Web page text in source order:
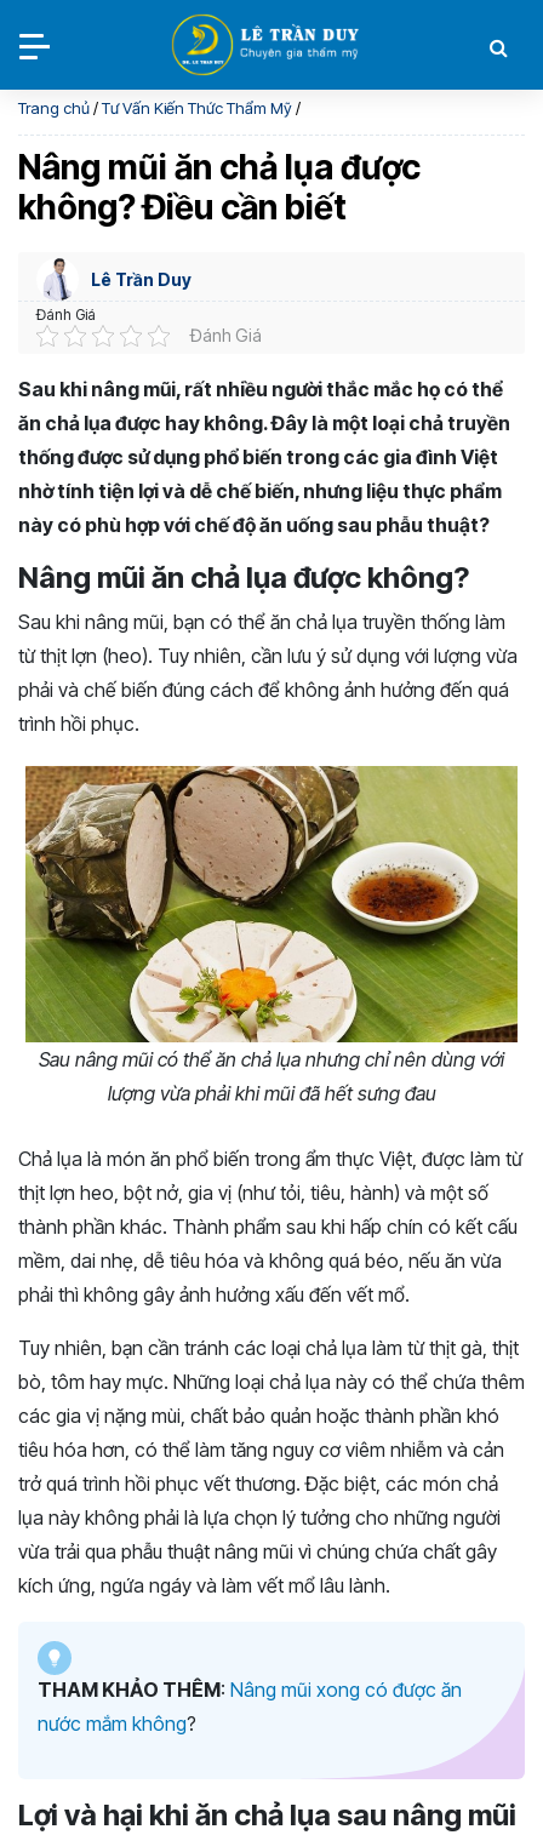
Trang chủ/Tư Vấn Kiến Thức Thẩm Mỹ/
Nâng mũi ăn chả lụa được
không? Điều cần biết
Lê Trần Duy
Đánh Giá
Đánh Giá
Sau khi nâng mũi, rất nhiều người thắc mắc họ có thể
ăn chả lụa được hay không. Đây là một loại chả truyền
thống được sử dụng phổ biến trong các gia đình Việt
nhờ tính tiện lợi và dễ chế biến, nhưng liệu thực phẩm
này có phù hợp với chế độ ăn uống sau phẫu thuật?
Nâng mũi ăn chả lụa được không?
Sau khi nâng mũi, bạn có thể ăn chả lụa truyền thống làm
từ thịt lợn (heo). Tuy nhiên, cần lưu ý sử dụng với lượng vừa
phải và chế biến đúng cách để không ảnh hưởng đến quá
trình hồi phục.
Sau nâng mũi có thể ăn chả lụa nhưng chỉ nên dùng với
lượng vừa phải khi mũi đã hết sưng đau
Chả lụa là món ăn phổ biến trong ẩm thực Việt, được làm từ
thịt lợn heo, bột nở, gia vị (như tỏi, tiêu, hành) và một số
thành phần khác. Thành phẩm sau khi hấp chín có kết cấu
mềm, dai nhẹ, dễ tiêu hóa và không quá béo, nếu ăn vừa
phải thì không gây ảnh hưởng xấu đến vết mổ.
Tuy nhiên, bạn cần tránh các loại chả lụa làm từ thịt gà, thịt
bò, tôm hay mực. Những loại chả lụa này có thể chứa thêm
các gia vị nặng mùi, chất bảo quản hoặc thành phần khó
tiêu hóa hơn, có thể làm tăng nguy cơ viêm nhiễm và cản
trở quá trình hồi phục vết thương. Đặc biệt, các món chả
lụa này không phải là lựa chọn lý tưởng cho những người
vừa trải qua phẫu thuật nâng mũi vì chúng chứa chất gây
kích ứng, ngứa ngáy và làm vết mổ lâu lành.
THAM KHẢO THÊM: Nâng mũi xong có được ăn
nước mắm không?
Lợi và hại khi ăn chả lụa sau nâng mũi